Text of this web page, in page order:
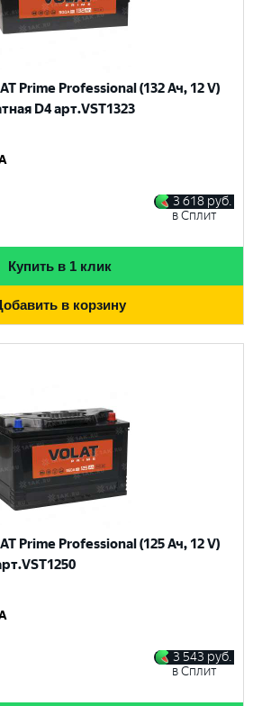
Prime Professional (132 Ач, 12 V)
D4 арт.VST1323
3 618 руб.
в Сплит
Купить в 1 клик
в корзину
Prime Professional (125 Ач, 12 V)
3 543 руб.
в Сплит